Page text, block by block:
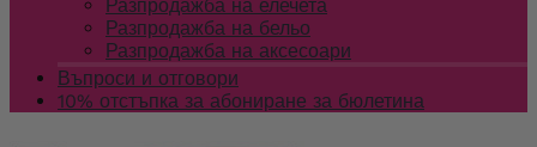
Разпродажба на елечета
Разпродажба на бельо
Разпродажба на аксесоари
Въпроси и отговори
10% отстъпка за абониране за бюлетина